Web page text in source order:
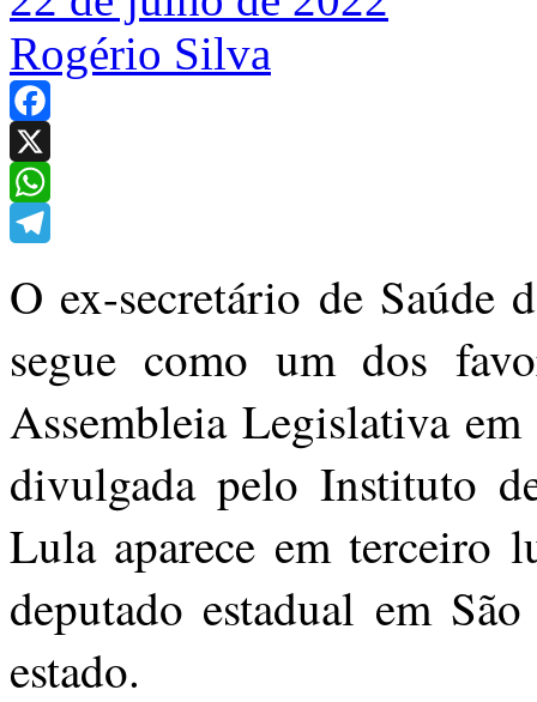
Rogério Silva
Facebook
X
WhatsApp
O ex-secretário de Saúde
segue como um dos
Assembleia Legislativa
divulgada pelo Instituto
Lula aparece em terceiro
deputado estadual em
estado.